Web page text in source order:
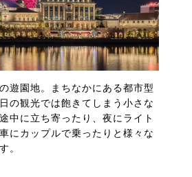
遊園地。まちなかにある都市型
の観光では飽きてしまう小さな
中に立ち寄ったり、夜にライト
にカップルで乗ったりと様々な
。